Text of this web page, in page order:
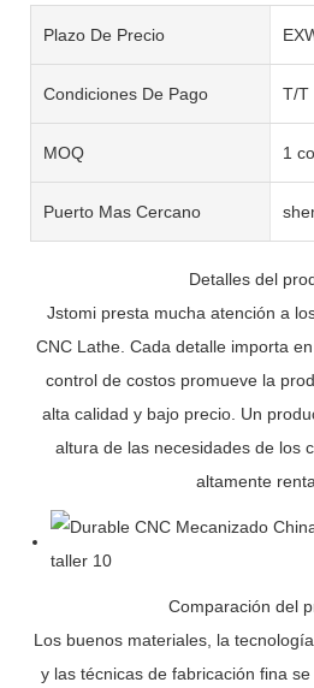
Plazo De Precio
Condiciones De Pago T/T
MOQ 1
Puerto Mas Cercano
Detalles del
Jstomi presta mucha atención a
CNC Lathe. Cada detalle importa
control de costos promueve la
alta calidad y bajo precio. Un
altura de las necesidades de los
altamente
Comparación del
Los buenos materiales, la
y las técnicas de fabricación fina